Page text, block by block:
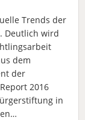
Trends der
Deutlich wird
dem
der
2016
in